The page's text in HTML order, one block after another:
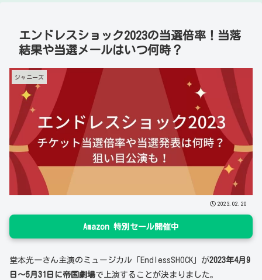
エンドレスショック2023の当選倍率！当落
結果や当選メールはいつ何時？
ジャニーズ
2023.02.20
Amazon 特別セール開催中
堂本光一さん主演のミュージカル「EndlessSHOCK」が2023年4月9
日～5月31日 に帝国劇場で上演することが決まりました。